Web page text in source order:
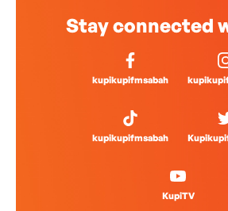
Stay connected
kupikupifmsabah
kupikupifmsabah
KupiTV